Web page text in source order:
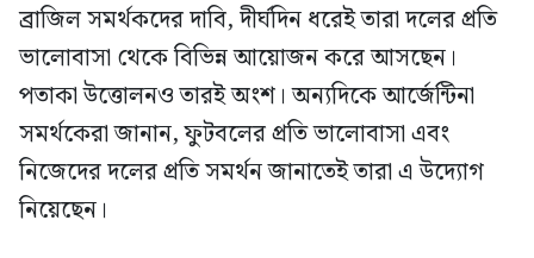
ব্রাজিল সমর্থকদের দাবি, দীর্ঘদিন ধরেই তারা দলের প্রতি
ভালোবাসা থেকে বিভিন্ন আয়োজন করে আসছেন।
পতাকা উত্তোলনও তারই অংশ। অন্যদিকে আর্জেন্টিনা
সমর্থকেরা জানান, ফুটবলের প্রতি ভালোবাসা এবং
নিজেদের দলের প্রতি সমর্থন জানাতেই তারা এ উদ্যোগ
নিয়েছেন।